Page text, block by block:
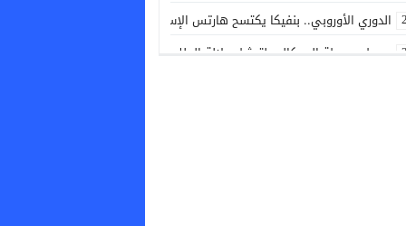
الدوري الأوروبي.. بنفيكا يكتسح هارتس الإسكتلندي ويقترب من الدور الفاصل
وصول بوريطة إلى كالي لتمثيل جلالة الملك في حفل تنصيب الرئيس